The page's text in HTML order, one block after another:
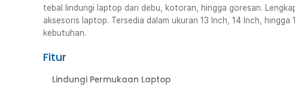
Toko Cikupa
Senin - Jumat
Senin - Jumat (08:00 -
tebal lindungi laptop dari debu, kotoran, hingga goresan.
aksesoris laptop. Tersedia dalam ukuran 13 Inch, 14 Inch, hingga
kebutuhan.
Fitur
Lindungi Permukaan Laptop